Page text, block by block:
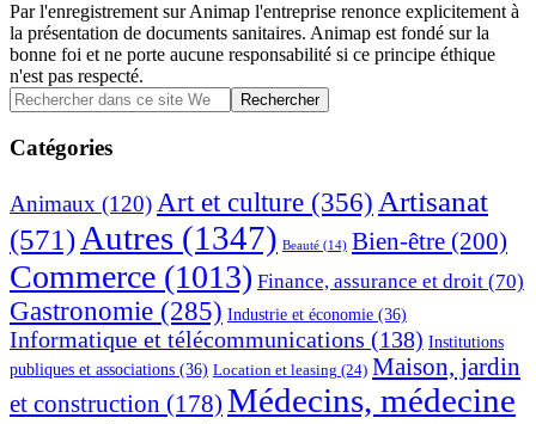
Par l'enregistrement sur Animap l'entreprise renonce explicitement à
la présentation de documents sanitaires. Animap est fondé sur la
bonne foi et ne porte aucune responsabilité si ce principe éthique
n'est pas respecté.
Barre
latérale
principale
Rechercher
dans
ce
site
Catégories
Animaux (120) Art et culture (356) Artisanat
(571) Autres (1347) Beauté (14) Bien-être (200)
Commerce (1013) Finance, assurance et droit (70)
Gastronomie (285) Industrie et économie (36)
Informatique et télécommunications (138) Institutions
publiques et associations (36) Location et leasing (24) Maison, jardin
et construction (178) Médecins, médecine